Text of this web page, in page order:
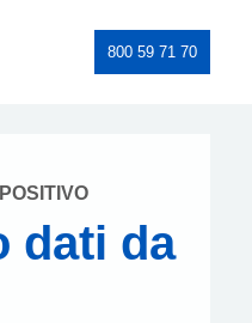
800 59 71 70
dati da